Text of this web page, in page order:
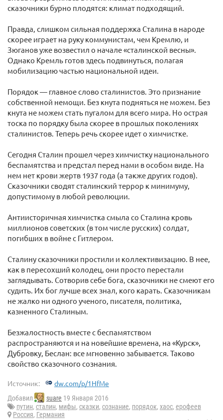
сказочники бурно плодятся: климат подходящий.
Правда, слишком сильная поддержка Сталина в народе
скорее играет на руку коммунистам, чем Кремлю, и
Зюганов уже возвестил о начале «сталинской весны».
Однако Кремль готов здесь подвинуться, полагая
мобилизацию частью национальной идеи.
Порядок — главное слово сталинистов. Это признание
собственной немощи. Без кнута подняться не можем. Без
кнута не можем стать пугалом для всего мира. Но острая
тоска по порядку была скорее в прошлых поколениях
сталинистов. Теперь речь скорее идет о химчистке.
Сегодня Сталин прошел через химчистку национального
беспамятства и предстал перед нами в особом виде. На
нем нет крови жертв 1937 года (а также других годов).
Сказочники сводят сталинский террор к минимуму,
допустимому в любой революции.
Антиисторичная химчистка смыла со Сталина кровь
миллионов советских (в том числе русских) солдат,
погибших в войне с Гитлером.
Сталину сказочники простили и коллективизацию. В нее,
как в пересохший колодец, они просто перестали
заглядывать. Сотворив себе бога, сказочники не смеют его
судить. Их бог лучше всех знал, кого карать. Сказочникам
не жалко ни одного ученого, писателя, политика,
казненного Сталиным.
Безжалостность вместе с беспамятством
распространяются и на новейшие времена, на «Курск»,
Дубровку, Беслан: все мгновенно забывается. Таково
свойство сказочного сознания.
Источник: dw.com/p/1HfMe
Добавил suare 19 Января 2016
путин, сталин, мифы, сказки, сознание, порядок, хаос, ерофеев
Россия, Германия